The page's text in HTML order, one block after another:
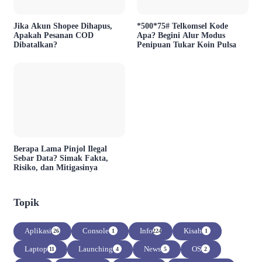
Jika Akun Shopee Dihapus,
Apakah Pesanan COD
Dibatalkan?
*500*75# Telkomsel Kode
Apa? Begini Alur Modus
Penipuan Tukar Koin Pulsa
Berapa Lama Pinjol Ilegal
Sebar Data? Simak Fakta,
Risiko, dan Mitigasinya
Topik
Aplikasi 26 Console 1 Info224 Kisah 1
Laptop 11 Launching 4 News 5 OS 2